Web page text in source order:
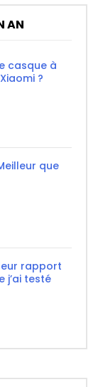
AN
casque à
?
que
rapport
j’ai testé